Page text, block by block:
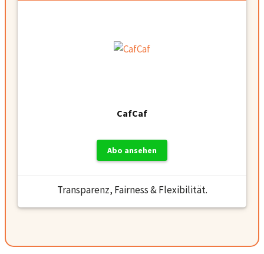
CafCaf
Abo ansehen
Transparenz, Fairness & Flexibilität.